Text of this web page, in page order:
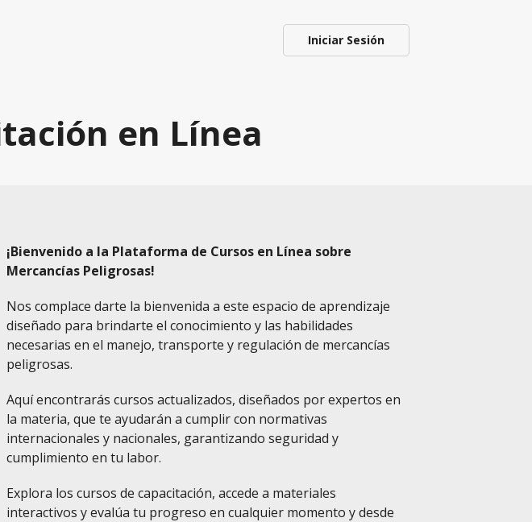
Iniciar Sesión
en Línea
¡Bienvenido a la Plataforma de Cursos en Línea sobre
Mercancías Peligrosas!
Nos complace darte la bienvenida a este espacio de aprendizaje
diseñado para brindarte el conocimiento y las habilidades
necesarias en el manejo, transporte y regulación de mercancías
peligrosas.
Aquí encontrarás cursos actualizados, diseñados por expertos en
la materia, que te ayudarán a cumplir con normativas
internacionales y nacionales, garantizando seguridad y
cumplimiento en tu labor.
Explora los cursos de capacitación, accede a materiales
interactivos y evalúa tu progreso en cualquier momento y desde